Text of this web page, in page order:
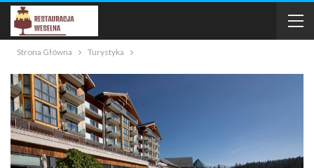
Strona Główna Turystyka